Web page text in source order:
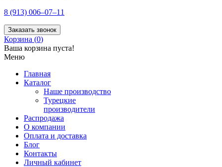
8 (913) 006–07–11
Заказать звонок
Корзина (0)
Ваша корзина пуста!
Меню
Главная
Каталог
Наше производство
Турецкие
производители
Распродажа
О компании
Оплата и доставка
Блог
Контакты
Личный кабинет